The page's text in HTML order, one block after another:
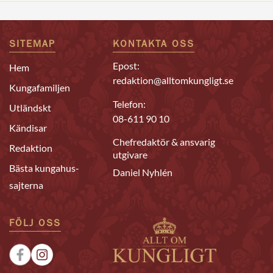
SITEMAP
Hem
Kungafamiljen
Utländskt
Kändisar
Redaktion
Bästa kungahus-
sajterna
KONTAKTA OSS
Epost:
redaktion@alltomkungligt.se
Telefon:
08-611 90 10
Chefredaktör & ansvarig
utgivare
Daniel Nyhlén
FÖLJ OSS